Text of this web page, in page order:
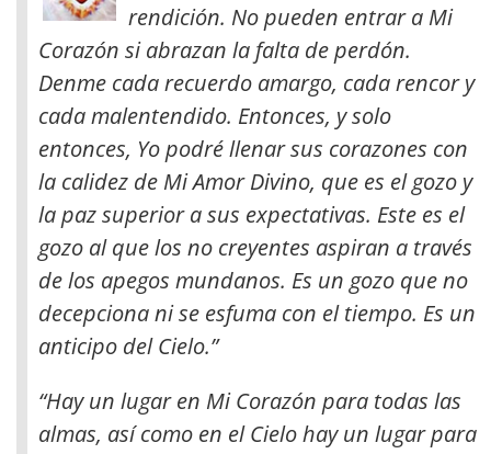
rendición. No pueden entrar a Mi
Corazón si abrazan la falta de perdón.
Denme cada recuerdo amargo, cada rencor y
cada malentendido. Entonces, y solo
entonces, Yo podré llenar sus corazones con
la calidez de Mi Amor Divino, que es el gozo y
la paz superior a sus expectativas. Este es el
gozo al que los no creyentes aspiran a través
de los apegos mundanos. Es un gozo que no
decepciona ni se esfuma con el tiempo. Es un
anticipo del Cielo.”
“Hay un lugar en Mi Corazón para todas las
almas, así como en el Cielo hay un lugar para